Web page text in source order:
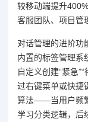
较移动端提升
客服团队、项目管
对话管理的进阶功
内置的标签管理系
自定义创建“紧急
过右键菜单或快捷
算法——当用户频
学习分类逻辑，后